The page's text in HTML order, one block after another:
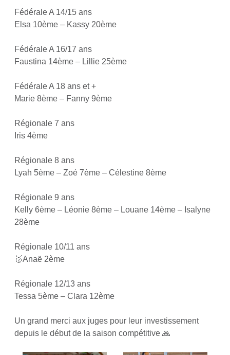
Fédérale A 14/15 ans
Elsa 10ème – Kassy 20ème
Fédérale A 16/17 ans
Faustina 14ème – Lillie 25ème
Fédérale A 18 ans et +
Marie 8ème – Fanny 9ème
Régionale 7 ans
Iris 4ème
Régionale 8 ans
Lyah 5ème – Zoé 7ème – Célestine 8ème
Régionale 9 ans
Kelly 6ème – Léonie 8ème – Louane 14ème – Isalyne
28ème
Régionale 10/11 ans
🥈Anaë 2ème
Régionale 12/13 ans
Tessa 5ème – Clara 12ème
Un grand merci aux juges pour leur investissement
depuis le début de la saison compétitive 🙏